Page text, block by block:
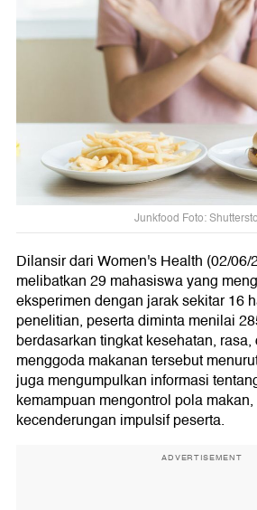
Junkfood Foto:
Dilansir dari Women's Health (02/
melibatkan 29 mahasiswa yang
eksperimen dengan jarak sekitar 16
penelitian, peserta diminta menilai
berdasarkan tingkat kesehatan,
menggoda makanan tersebut
juga mengumpulkan informasi
kemampuan mengontrol pola
kecenderungan impulsif peserta.
ADVERTISEMENT